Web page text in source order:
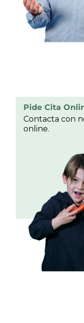
Pide Cita
Contacta con
online.